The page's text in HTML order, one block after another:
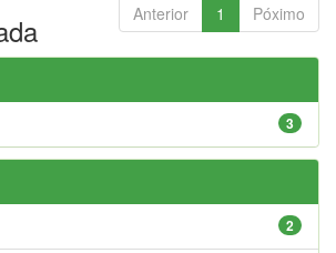
Anterior 1 Póximo
3
2